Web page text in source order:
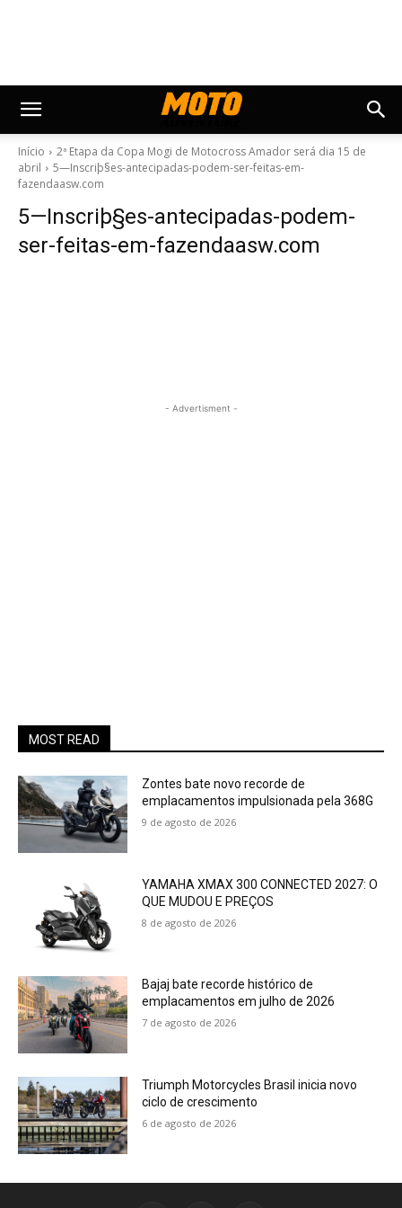
Início
2ª Etapa da Copa Mogi de Motocross Amador será dia 15 de
abril
5—Inscriþ§es-antecipadas-podem-ser-feitas-em-
fazendaasw.com
5—Inscriþ§es-antecipadas-podem-
ser-feitas-em-fazendaasw.com
- Advertisment -
MOST READ
Zontes bate novo recorde de
emplacamentos impulsionada pela 368G
9 de agosto de 2026
YAMAHA XMAX 300 CONNECTED 2027: O
QUE MUDOU E PREÇOS
8 de agosto de 2026
Bajaj bate recorde histórico de
emplacamentos em julho de 2026
7 de agosto de 2026
Triumph Motorcycles Brasil inicia novo
ciclo de crescimento
6 de agosto de 2026